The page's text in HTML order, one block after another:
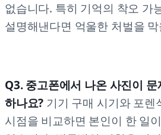
없습니다. 특히 기억의 착오 가
설명해낸다면 억울한 처벌을
Q3. 중고폰에서 나온 사진이
하나요? 기기 구매 시기와 포렌
시점을 비교하면 본인이 한 일